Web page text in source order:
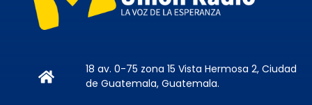
diciembre 2024
18 av. 0-75 zona 15 Vista Hermosa 2, Ciudad
de Guatemala, Guatemala.